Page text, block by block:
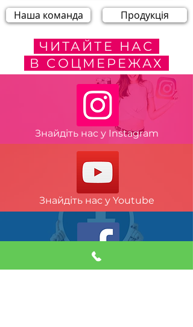
Наша команда Продукція
ЧИТАЙТЕ НАС
В СОЦМЕРЕЖАХ
Знайдіть нас у Instagram
Знайдіть нас у Youtube
Знайдіть нас у Facebook